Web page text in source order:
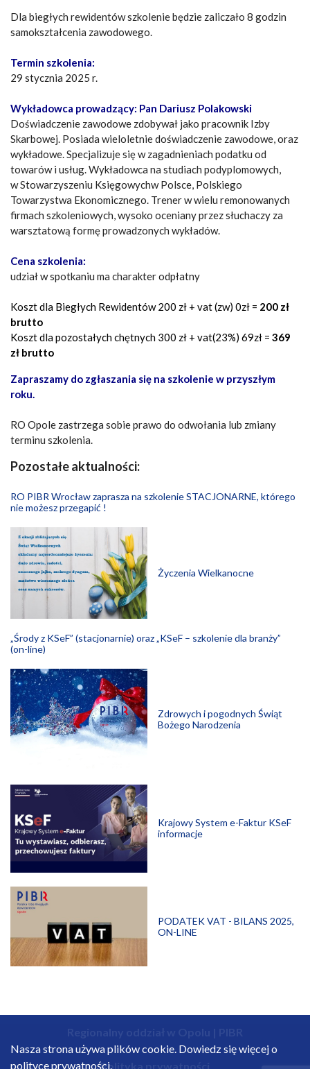
Dla biegłych rewidentów szkolenie będzie zaliczało 8 godzin
samokształcenia zawodowego.
Termin szkolenia:
29 stycznia 2025 r.
Wykładowca prowadzący: Pan Dariusz Polakowski
Doświadczenie zawodowe zdobywał jako pracownik Izby
Skarbowej. Posiada wieloletnie doświadczenie zawodowe, oraz
wykładowe. Specjalizuje się w zagadnieniach podatku od
towarów i usług. Wykładowca na studiach podyplomowych,
w Stowarzyszeniu Księgowychw Polsce, Polskiego
Towarzystwa Ekonomicznego. Trener w wielu remonowanych
firmach szkoleniowych, wysoko oceniany przez słuchaczy za
warsztatową formę prowadzonych wykładów.
Cena szkolenia:
udział w spotkaniu ma charakter odpłatny
Koszt dla Biegłych Rewidentów200 zł + vat (zw) 0zł = 200 zł
brutto
Koszt dla pozostałych chętnych 300 zł + vat(23%) 69zł = 369
zł brutto
Zapraszamy do zgłaszania się na szkolenie w przyszłym
roku.
RO Opole zastrzega sobie prawo do odwołania lub zmiany
terminu szkolenia.
Pozostałe aktualności:
RO PIBR Wrocław zaprasza na szkolenie STACJONARNE, którego
nie możesz przegapić !
Życzenia Wielkanocne
„Środy z KSeF” (stacjonarnie) oraz „KSeF – szkolenie dla branży”
(on-line)
Zdrowych i pogodnych Świąt
Bożego Narodzenia
Krajowy System e-Faktur KSeF
informacje
PODATEK VAT - BILANS 2025,
ON-LINE
Polityka prywatności
Nasza strona używa plików cookie. Dowiedz się więcej o
polityce prywatności.